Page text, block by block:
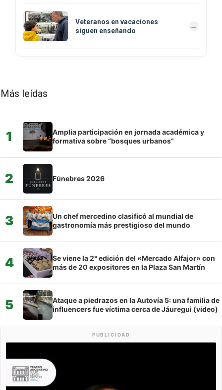
Veteranos en vacaciones
siguen enseñando
Más leídas
1
Amplia participación en jornada académica y
formativa sobre “bosques urbanos”
2 Fúnebres 2026
3
Un chef mercedino clasificó al mundial de
gastronomía más prestigioso del mundo
4
Se viene la 2° edición del «Mercado Alfajor» con
más de 20 expositores en la Plaza San Martín
5
Ataque a piedrazos en la Autovía 5: una familia de
influencers fue víctima cerca de Jáuregui (video)
PUBLICIDAD